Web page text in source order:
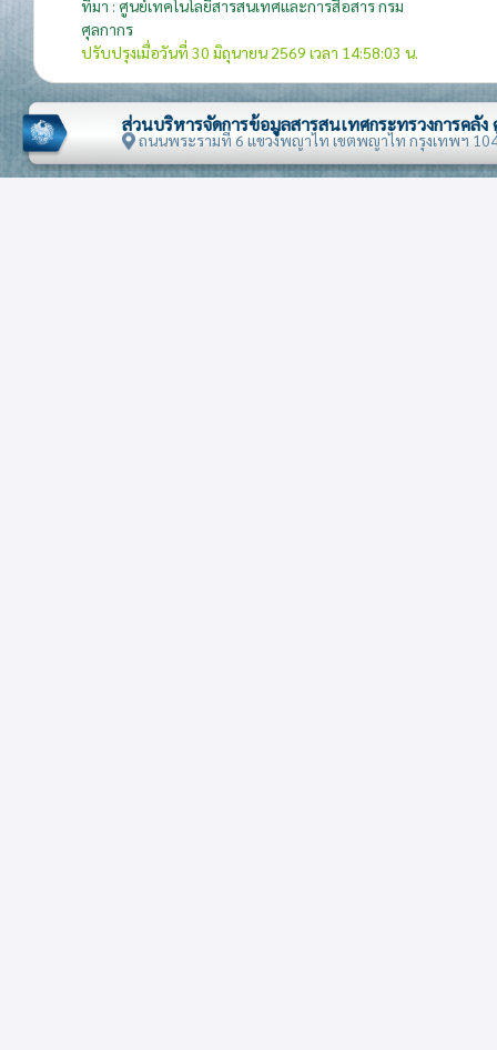
ที่มา : ศูนย์เทคโนโลยีสารสนเทศและการสื่อสาร กรม
ศุลกากร
ปรับปรุงเมื่อวันที่ 30 มิถุนายน 2569 เวลา 14:58:03 น.
ส่วนบริหารจัดการข้อมูลสารสนเทศกระทรวงการคลั
ถนนพระรามที่ 6 แขวงพญาไท เขตพญาไท กรุงเทพฯ